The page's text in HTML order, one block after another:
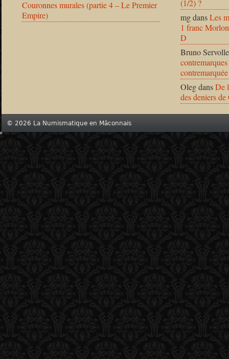
Couronnes murales (partie 4 – Le Premier
Empire)
(1/2) ?
mgdansLes
1 franc
D
Bruno Servolle
OlegdansDe
des deniers
© 2026 La Numismatique en Mâconnais